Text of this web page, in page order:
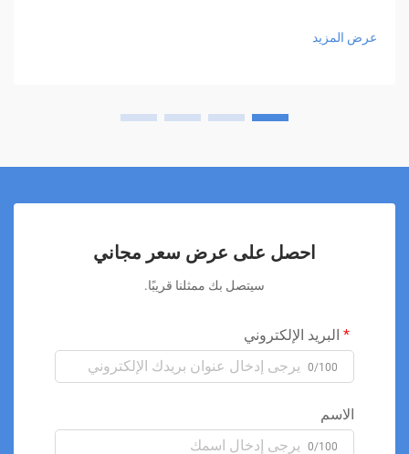
عرض المزيد
احصل على عرض سعر مجاني
سيتصل بك ممثلنا قريبًا.
البريد الإلكتروني
0/100
الاسم
0/100